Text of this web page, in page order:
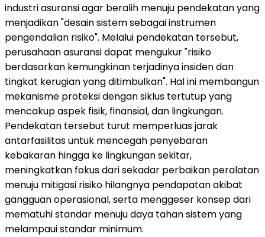
industri asuransi agar beralih menuju pendekatan yang
menjadikan "desain sistem sebagai instrumen
pengendalian risiko". Melalui pendekatan tersebut,
perusahaan asuransi dapat mengukur "risiko
berdasarkan kemungkinan terjadinya insiden dan
tingkat kerugian yang ditimbulkan". Hal ini membangun
mekanisme proteksi dengan siklus tertutup yang
mencakup aspek fisik, finansial, dan lingkungan.
Pendekatan tersebut turut memperluas jarak
antarfasilitas untuk mencegah penyebaran
kebakaran hingga ke lingkungan sekitar,
meningkatkan fokus dari sekadar perbaikan peralatan
menuju mitigasi risiko hilangnya pendapatan akibat
gangguan operasional, serta menggeser konsep dari
mematuhi standar menuju daya tahan sistem yang
melampaui standar minimum.